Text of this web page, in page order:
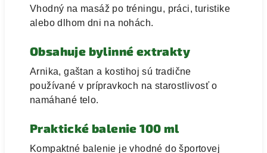
Vhodný na masáž po tréningu, práci, turistike
alebo dlhom dni na nohách.
Obsahuje bylinné extrakty
Arnika, gaštan a kostihoj sú tradične
používané v prípravkoch na starostlivosť o
namáhané telo.
Praktické balenie 100 ml
Kompaktné balenie je vhodné do športovej